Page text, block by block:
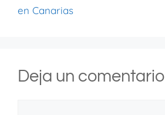
en Canarias
Deja un comentario